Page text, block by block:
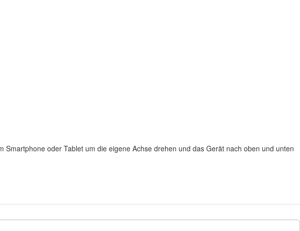
oder Tablet um die eigene Achse drehen und das Gerät nach oben und unten